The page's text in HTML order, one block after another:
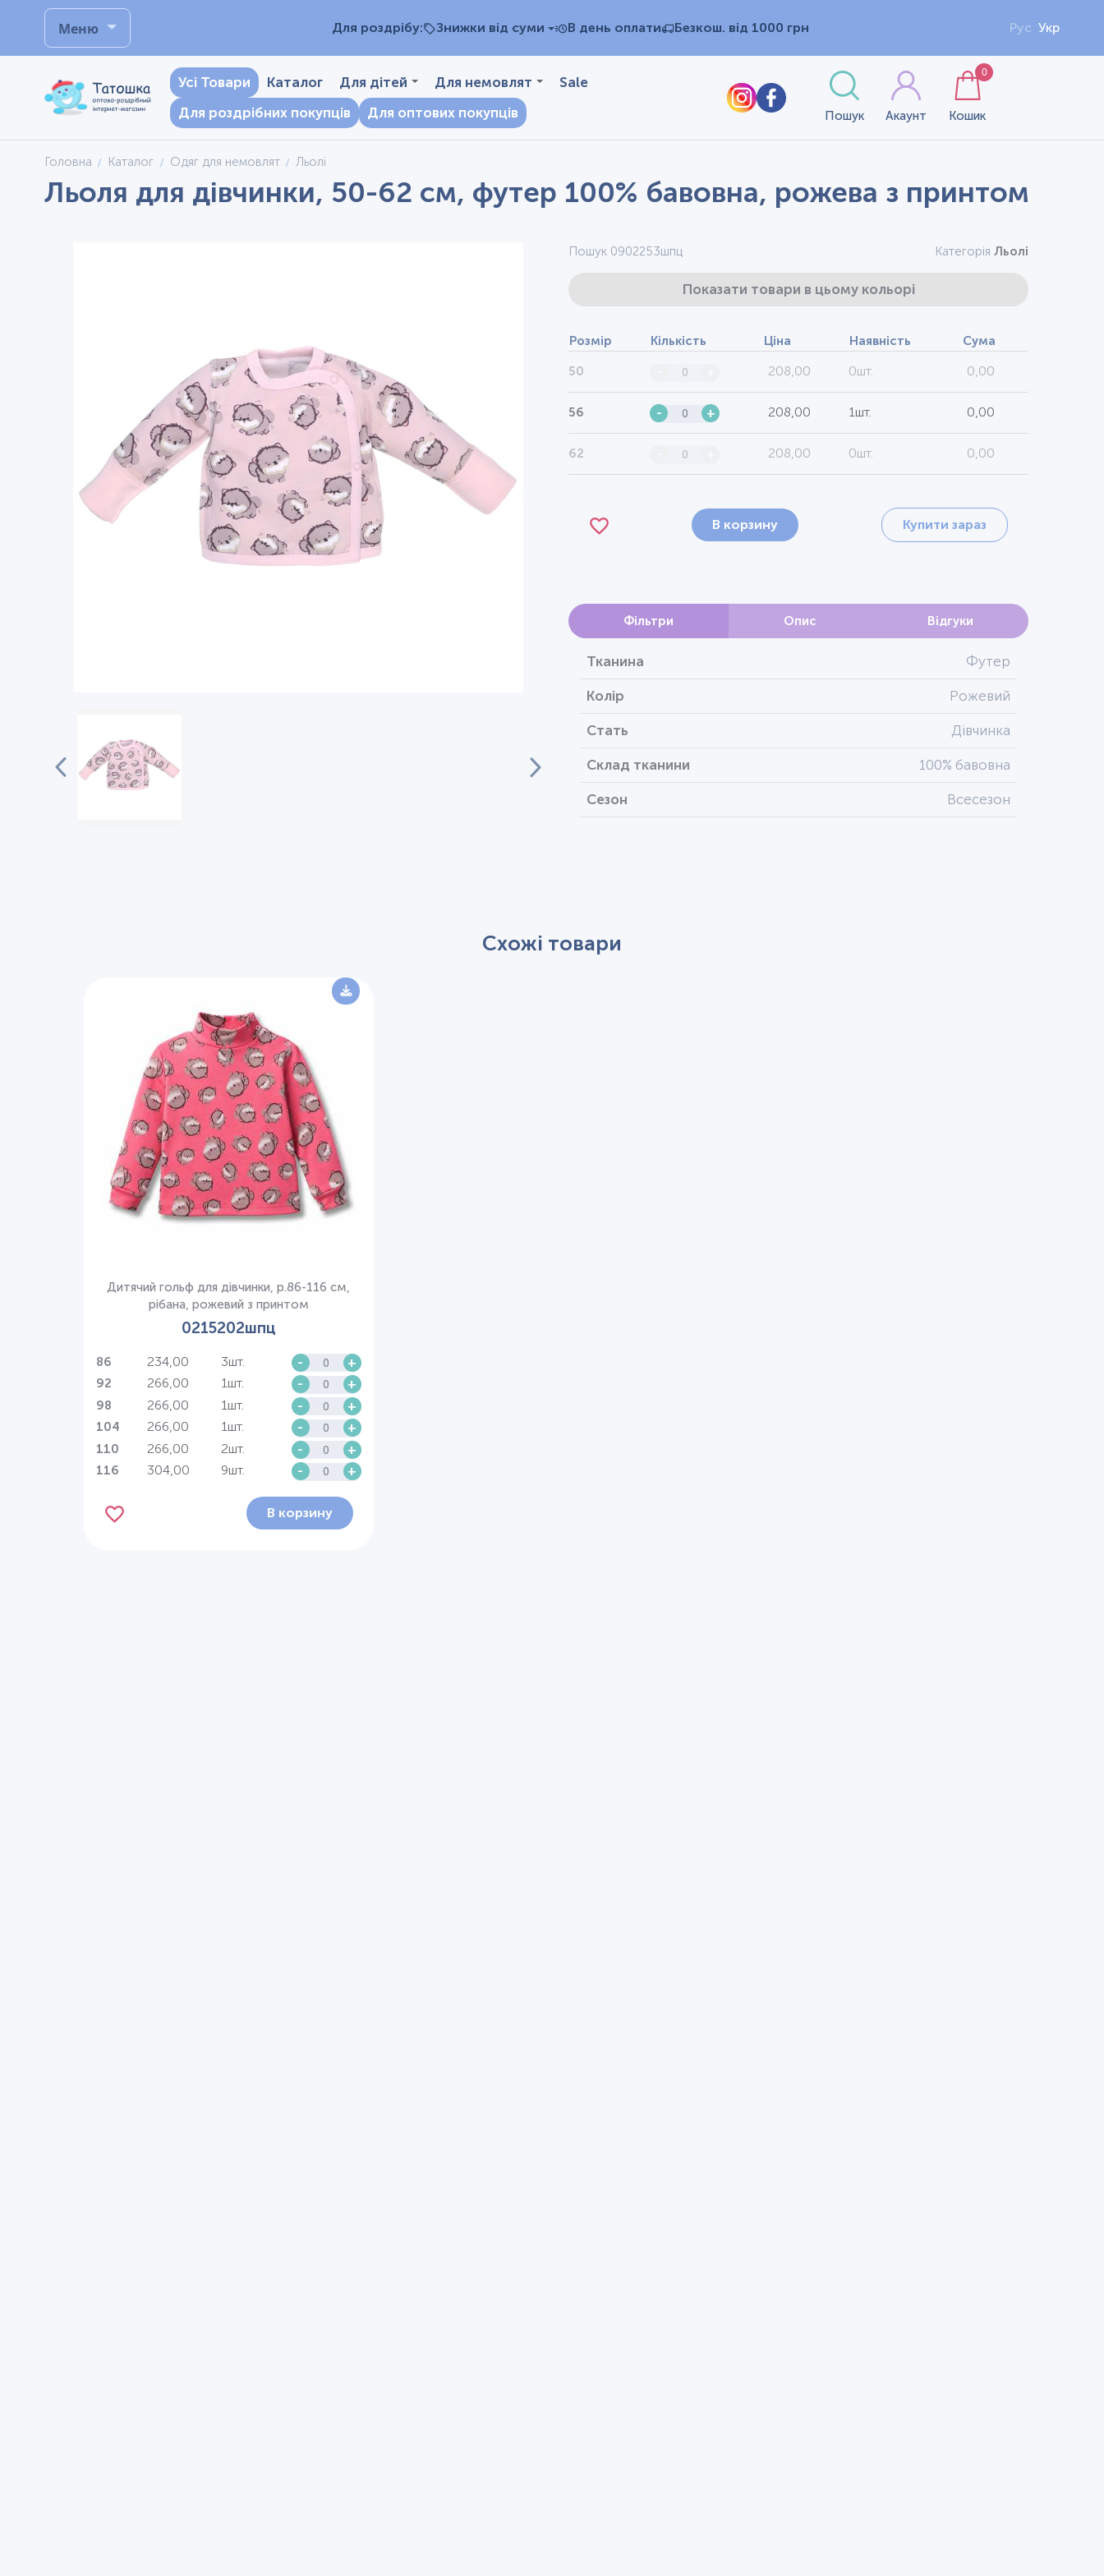
Меню Для роздрібу: Знижки від суми В день оплати Безкош. від 1000 грн Рус Укр
Усі Товари Каталог Для дітей Для немовлят
Sale
Для роздрібних покупців
Для оптових покупців Пошук Акаунт Кошик
0
Головна Каталог Одяг для немовлят Льолі
Льоля для дівчинки, 50-62 см, футер 100% бавовна, рожева з принтом
Пошук 0902253шпц Категорія Льолі
Показати товари в цьому кольорі
Розмір Кількість Ціна Наявність Сума
50 208,00 0шт. 0,00
56 - + 208,00 1шт. 0,00
62 208,00 0шт. 0,00
В корзину Купити зараз
Фільтри Опис Відгуки
Тканина Футер
Колір Рожевий
Стать Дівчинка
Склад тканини 100% бавовна
Сезон Всесезон
Схожі товари
Дитячий гольф для дівчинки, р.86-116 см,
рібана, рожевий з принтом
0215202шпц
86 234,00 3шт. - +
92 266,00 1шт. - +
98 266,00 1шт. - +
104 266,00 1шт. - +
110 266,00 2шт. - +
116 304,00 9шт. - +
В корзину